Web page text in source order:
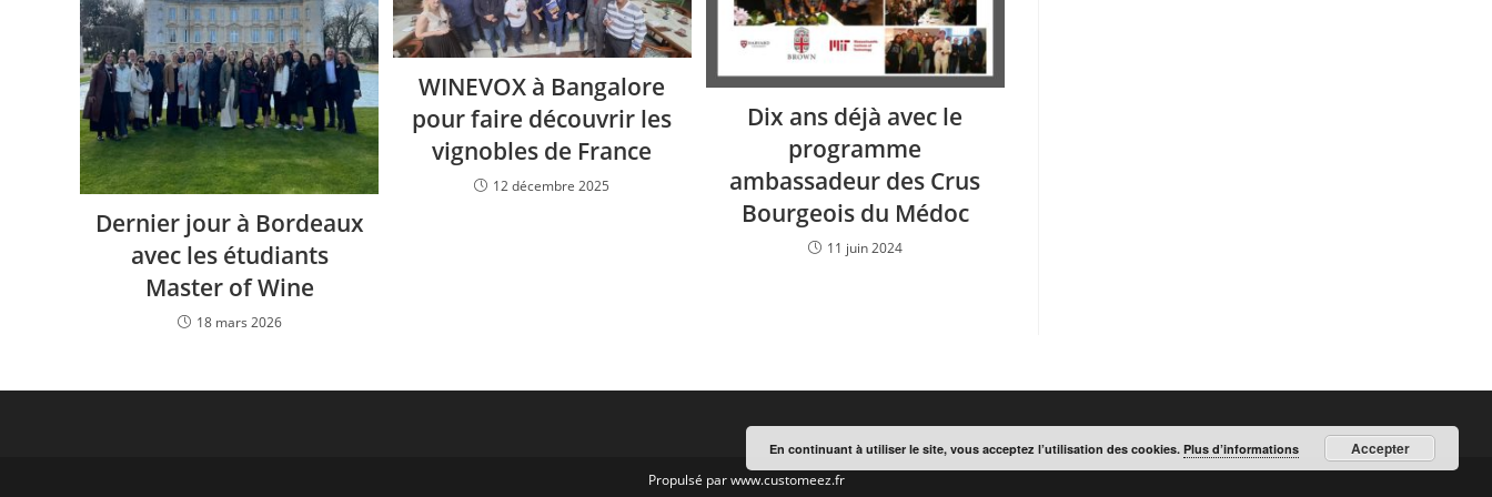
Dernier jour à Bordeaux
avec les étudiants
Master of Wine
18 mars 2026
WINEVOX à Bangalore
pour faire découvrir les
vignobles de France
12 décembre 2025
Dix ans déjà avec le
programme
ambassadeur des Crus
Bourgeois du Médoc
11 juin 2024
Propulsé par www.customeez.fr
En continuant à utiliser le site, vous acceptez l’utilisation des cookies. Plus d’informations Accepter